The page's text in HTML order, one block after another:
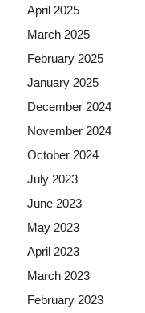
April 2025
March 2025
February 2025
January 2025
December 2024
November 2024
October 2024
July 2023
June 2023
May 2023
April 2023
March 2023
February 2023